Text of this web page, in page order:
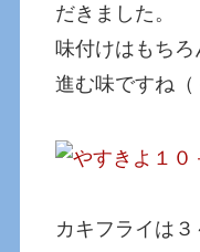
だきました。
味付けはもち
進む味ですね（
カキフライは